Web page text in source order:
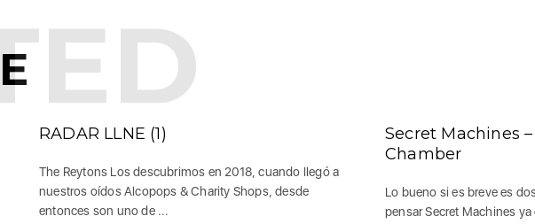
RADAR LLNE (1)
The Reytons Los descubrimos en 2018, cuando llegó a
nuestros oídos Alcopops & Charity Shops, desde
entonces son uno de ...
Secret Machines
Chamber
Lo bueno si es breve es
pensar Secret Machines